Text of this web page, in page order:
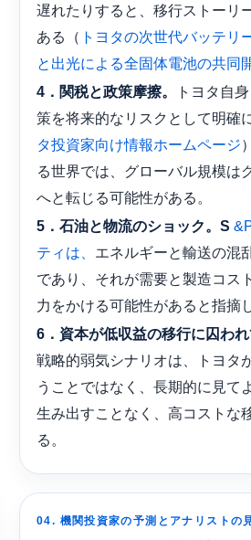
遅れたりすると、移行ストーリ
ある（ トヨタの次世代バッテリ
と出光による全固体電池の共同
4．関税と政策摩擦。
トヨタ自
策を将来的なリスクとして明確
タ投資家向け情報ホームページ
る世界では、グローバル規模は
へと転じる可能性がある。
5．石油と物流のショック。S
ティは、
エネルギーと輸送の混
であり、それが需要と製造コス
力をかける可能性があると指摘
6．資本が低収益の移行に囚われ
戦略的弱気シナリオは、トヨタ
うことではなく、長期的に見て
生み出すことなく、高コストな
る。
04. 機関投資家の予測とアナリストの